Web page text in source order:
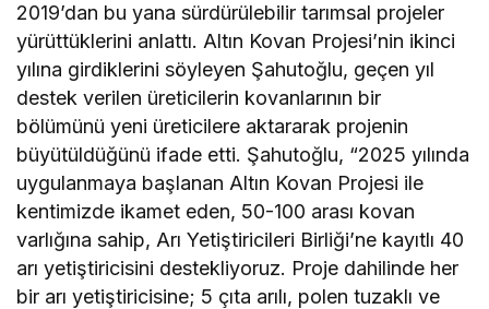
2019’dan bu yana sürdürülebilir tarımsal projeler
yürüttüklerini anlattı. Altın Kovan Projesi’nin ikinci
yılına girdiklerini söyleyen Şahutoğlu, geçen yıl
destek verilen üreticilerin kovanlarının bir
bölümünü yeni üreticilere aktararak projenin
büyütüldüğünü ifade etti. Şahutoğlu, “2025 yılında
uygulanmaya başlanan Altın Kovan Projesi ile
kentimizde ikamet eden, 50-100 arası kovan
varlığına sahip, Arı Yetiştiricileri Birliği’ne kayıtlı 40
arı yetiştiricisini destekliyoruz. Proje dahilinde her
bir arı yetiştiricisine; 5 çıta arılı, polen tuzaklı ve